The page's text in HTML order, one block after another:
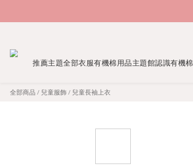
推薦主題全部衣服有機棉用品主題館認識有機棉
全部商品 / 兒童服飾/ 兒童長袖上衣